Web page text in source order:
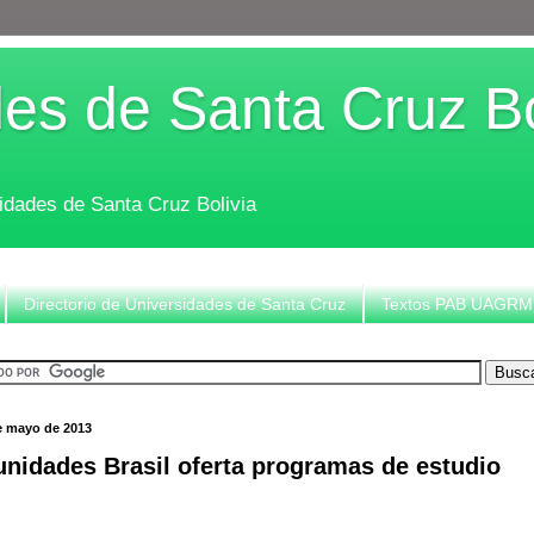
de Santa Cruz
de Santa Cruz Bolivia
Directorio de Universidades de Santa Cruz Textos PAB UAGRM
mayo de 2013
Brasil oferta programas de estudio